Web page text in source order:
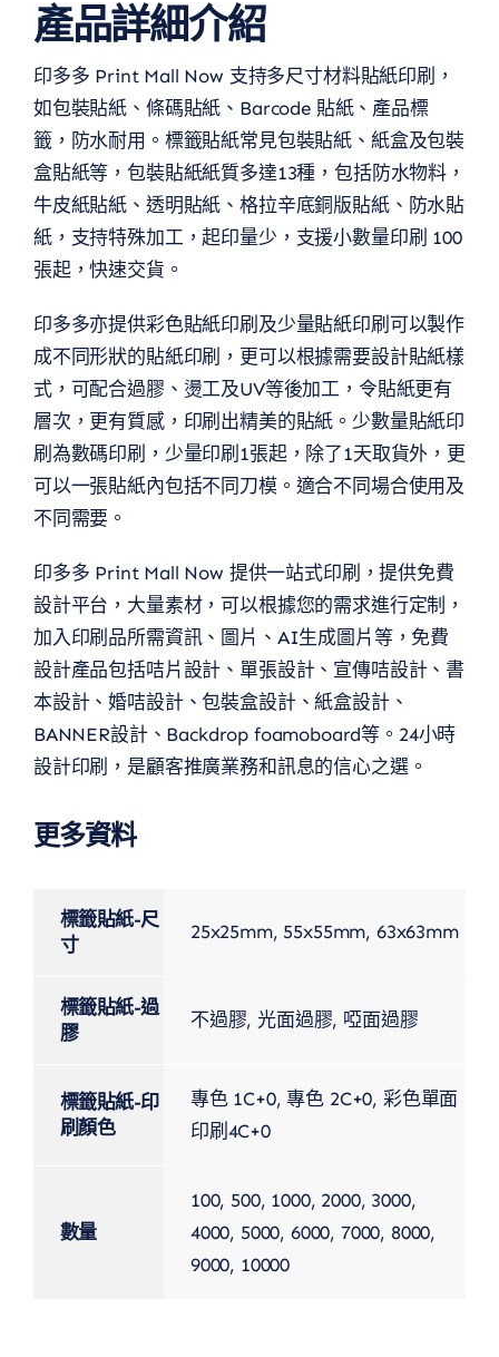
產品詳細介紹
印多多 Print Mall Now 支持多尺寸材料貼紙印刷，
如包裝貼紙、條碼貼紙、Barcode 貼紙、產品標
籤，防水耐用。標籤貼紙常見包裝貼紙、紙盒及包裝
盒貼紙等，包裝貼紙紙質多達13種，包括防水物料，
牛皮紙貼紙、透明貼紙、格拉辛底銅版貼紙、防水貼
紙，支持特殊加工，起印量少，支援小數量印刷 100
張起，快速交貨。
印多多亦提供彩色貼紙印刷及少量貼紙印刷可以製作
成不同形狀的貼紙印刷，更可以根據需要設計貼紙樣
式，可配合過膠、燙工及UV等後加工，令貼紙更有
層次，更有質感，印刷出精美的貼紙。少數量貼紙印
刷為數碼印刷，少量印刷1張起，除了1天取貨外，更
可以一張貼紙內包括不同刀模。適合不同場合使用及
不同需要。
印多多 Print Mall Now 提供一站式印刷，提供免費
設計平台，大量素材，可以根據您的需求進行定制，
加入印刷品所需資訊、圖片、AI生成圖片等，免費
設計產品包括咭片設計、單張設計、宣傳咭設計、書
本設計、婚咭設計、包裝盒設計、紙盒設計、
BANNER設計、Backdrop foamoboard等。24小時
設計印刷，是顧客推廣業務和訊息的信心之選。
更多資料
標籤貼紙-尺
寸
25x25mm, 55x55mm, 63x63mm
標籤貼紙-過
膠
不過膠, 光面過膠, 啞面過膠
標籤貼紙-印
刷顏色
專色 1C+0, 專色 2C+0, 彩色單面
印刷4C+0
數量
100, 500, 1000, 2000, 3000,
4000, 5000, 6000, 7000, 8000,
9000, 10000